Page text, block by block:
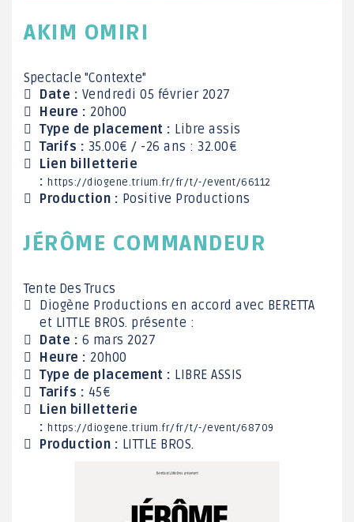
AKIM OMIRI
Spectacle "Contexte"
Date : Vendredi 05 février 2027
Heure : 20h00
Type de placement : Libre assis
Tarifs : 35.00€ / -26 ans : 32.00€
Lien billetterie
: https://diogene.trium.fr/fr/t/-/event/66112
Production : Positive Productions
JÉRÔME COMMANDEUR
Tente Des Trucs
Diogène Productions en accord avec BERETTA
et LITTLE BROS. présente :
Date : 6 mars 2027
Heure : 20h00
Type de placement : LIBRE ASSIS
Tarifs : 45€
Lien billetterie
: https://diogene.trium.fr/fr/t/-/event/68709
Production : LITTLE BROS.